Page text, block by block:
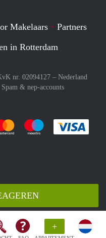
+
Makelaars
Partners
in Rotterdam
nr. 02094127 – Nederland
Spam & nep-accounts
gemakkelijk af met Paypal
Je rekent gemakkelijk af met
Je rekent